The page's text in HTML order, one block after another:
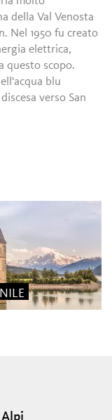
della Val Venosta
Nel 1950 fu creato
elettrica,
questo scopo.
blu
verso San